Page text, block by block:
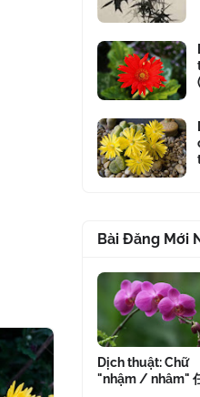
Bài Đăng Mới
Dịch thuật: Chữ
"nhậm / nhâm"